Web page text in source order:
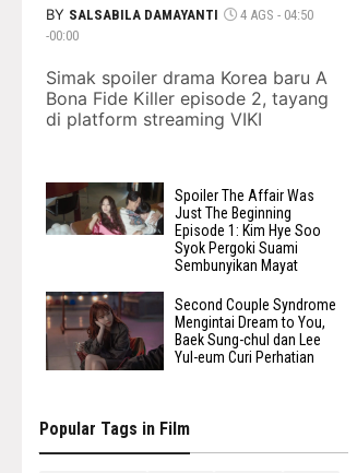
BY SALSABILA DAMAYANTI
4 AGS - 04:50
-00:00
Simak spoiler drama Korea baru A
Bona Fide Killer episode 2, tayang
di platform streaming VIKI
Spoiler The Affair Was
Just The Beginning
Episode 1: Kim Hye Soo
Syok Pergoki Suami
Sembunyikan Mayat
Second Couple Syndrome
Mengintai Dream to You,
Baek Sung-chul dan Lee
Yul-eum Curi Perhatian
Popular Tags in Film